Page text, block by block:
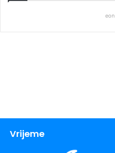
eon
Vrijeme